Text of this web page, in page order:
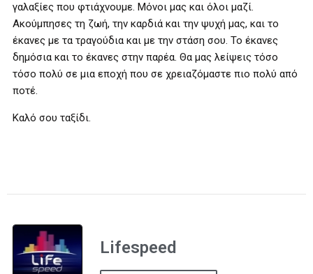
γαλαξίες που φτιάχνουμε. Μόνοι μας και όλοι μαζί.
Ακούμπησες τη ζωή, την καρδιά και την ψυχή μας, και το
έκανες με τα τραγούδια και με την στάση σου. Το έκανες
δημόσια και το έκανες στην παρέα. Θα μας λείψεις τόσο
τόσο πολύ σε μια εποχή που σε χρειαζόμαστε πιο πολύ από
ποτέ.
Καλό σου ταξίδι.
Lifespeed